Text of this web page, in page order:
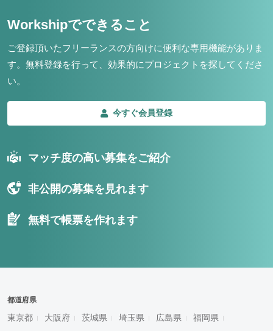
Workshipでできること
ご登録頂いたフリーランスの方向けに便利な専用機能がありま
す。 無料登録を行って、効果的にプロジェクトを探してくださ
い。
今すぐ会員登録
マッチ度の高い募集をご紹介
非公開の募集を見れます
無料で帳票を作れます
都道府県
東京都 大阪府 茨城県 埼玉県 広島県 福岡県